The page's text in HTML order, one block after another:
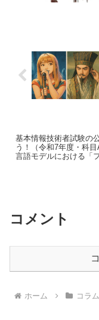
基本情報技術者試験の
う！（令和7年度・科
言語モデルにおける「
コメント
ホーム コラム